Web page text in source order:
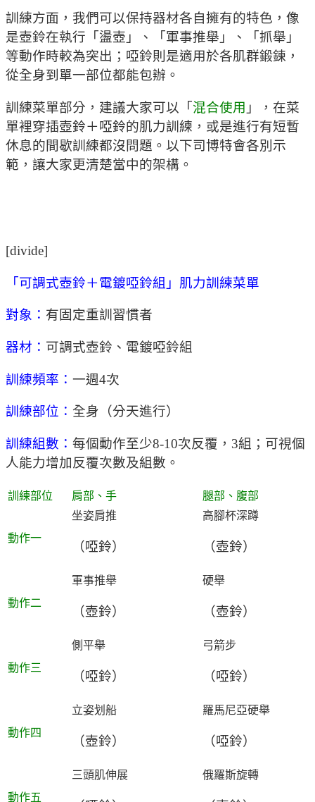
訓練方面，我們可以保持器材各自擁有的特色，像
是壺鈴在執行「盪壺」、「軍事推舉」、「抓舉」
等動作時較為突出；啞鈴則是適用於各肌群鍛鍊，
從全身到單一部位都能包辦。
訓練菜單部分，建議大家可以「 混合使用 」，在菜
單裡穿插壺鈴＋啞鈴的肌力訓練，或是進行有短暫
休息的間歇訓練都沒問題。以下司博特會各別示
範，讓大家更清楚當中的架構。
[divide]
「可調式壺鈴＋電鍍啞鈴組」肌力訓練菜單
對象： 有固定重訓習慣者
器材： 可調式壺鈴、電鍍啞鈴組
訓練頻率： 一週4次
訓練部位： 全身（分天進行）
訓練組數： 每個動作至少8-10次反覆，3組；可視個
人能力增加反覆次數及組數。
訓練部位 肩部、手 腿部、腹部
動作一
坐姿肩推
（啞鈴）
高腳杯深蹲
（壺鈴）
動作二
軍事推舉
（壺鈴）
硬舉
（壺鈴）
動作三
側平舉
（啞鈴）
弓箭步
（啞鈴）
動作四
立姿划船
（壺鈴）
羅馬尼亞硬舉
（啞鈴）
動作五
三頭肌伸展 俄羅斯旋轉